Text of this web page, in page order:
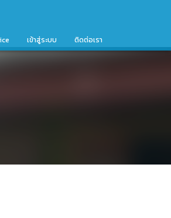
เข้าสู่ระบบ ติดต่อเรา